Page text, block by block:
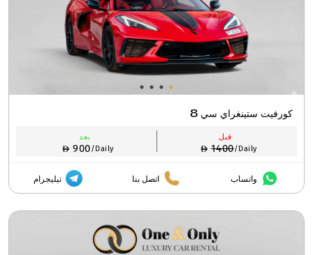
كورفيت ستينغراي سي 8
قبل
1400/Daily
بعد
900/Daily
واتساب اتصل بنا تيليجرام